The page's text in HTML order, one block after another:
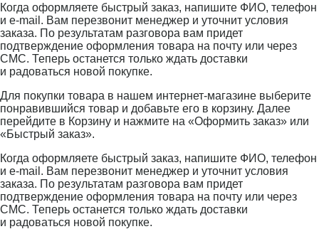
Когда оформляете быстрый заказ, напишите ФИО, телефон
и e-mail. Вам перезвонит менеджер и уточнит условия
заказа. По результатам разговора вам придет
подтверждение оформления товара на почту или через
СМС. Теперь останется только ждать доставки
и радоваться новой покупке.
Для покупки товара в нашем интернет-магазине выберите
понравившийся товар и добавьте его в корзину. Далее
перейдите в Корзину и нажмите на «Оформить заказ» или
«Быстрый заказ».
Когда оформляете быстрый заказ, напишите ФИО, телефон
и e-mail. Вам перезвонит менеджер и уточнит условия
заказа. По результатам разговора вам придет
подтверждение оформления товара на почту или через
СМС. Теперь останется только ждать доставки
и радоваться новой покупке.